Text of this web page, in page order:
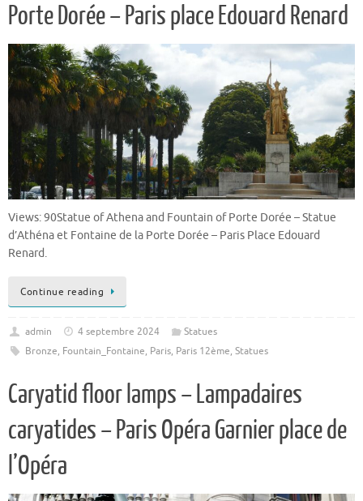
Porte Dorée – Paris place Edouard Renard
Views: 90Statue of Athena and Fountain of Porte Dorée – Statue
d’Athéna et Fontaine de la Porte Dorée – Paris Place Edouard
Renard.
Continue reading
admin 4 septembre 2024
Statues
Bronze, Fountain_Fontaine, Paris, Paris 12ème, Statues
Caryatid floor lamps – Lampadaires
caryatides – Paris Opéra Garnier place de
l’Opéra